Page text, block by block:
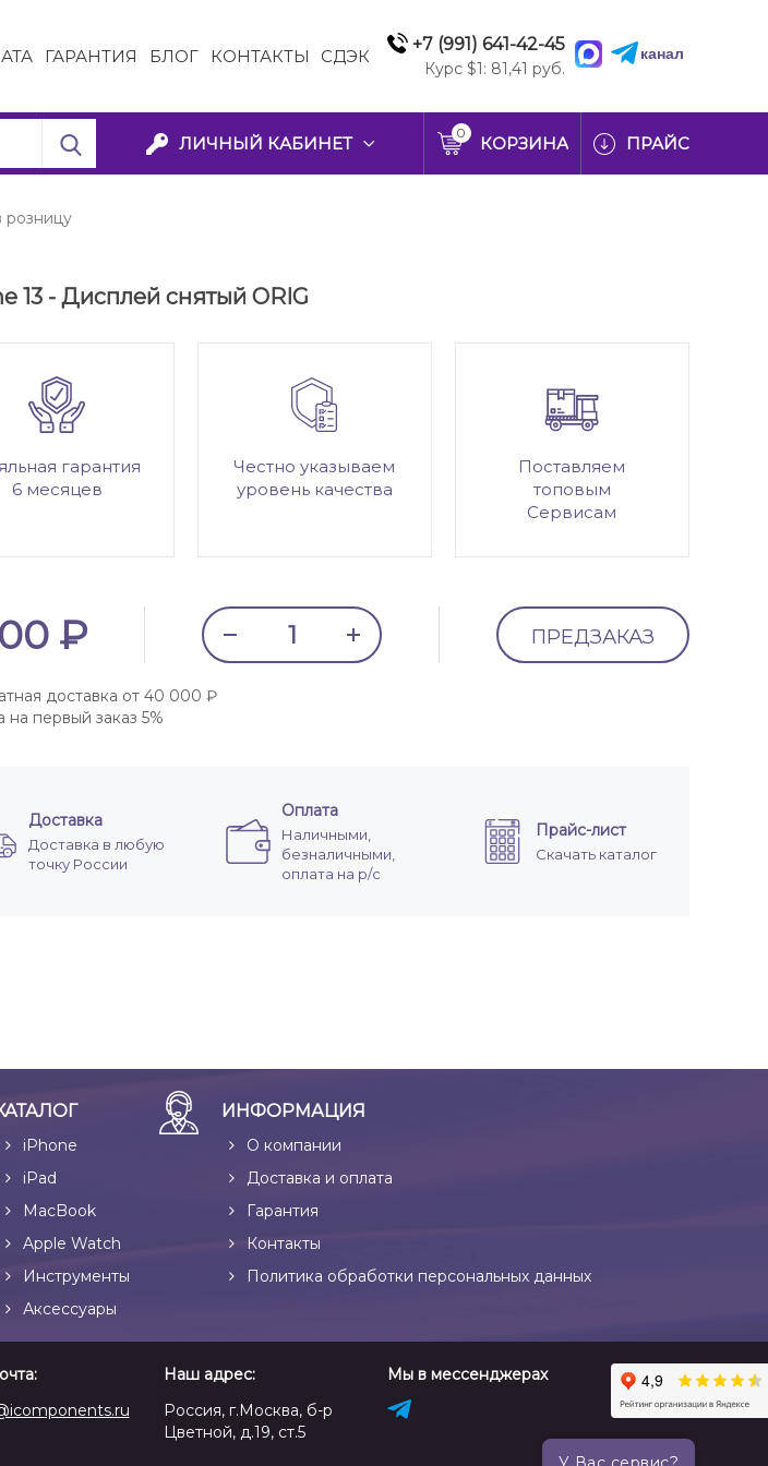
ГАРАНТИЯ БЛОГ КОНТАКТЫ СДЭК
+7 (991) 641-42-45
Курс $1: 81,41 руб.
канал
ЛИЧНЫЙ КАБИНЕТ
0
КОРЗИНА ПРАЙС
розницу
13 - Дисплей снятый ORIG
гарантия
6 месяцев
Честно указываем
уровень качества
Поставляем
топовым
Сервисам
₽ ПРЕДЗАКАЗ
доставка от 40 000 ₽
на первый заказ 5%
Доставка
Доставка в любую
точку России
Оплата
Наличными,
безналичными,
оплата на р/с
Прайс-лист
Скачать каталог
iPhone
iPad
MacBook
Apple Watch
Инструменты
Аксессуары
ИНФОРМАЦИЯ
О компании
Доставка и оплата
Гарантия
Контакты
Политика обработки персональных данных
Наш адрес:
Россия, г.Москва, б-р
Цветной, д.19, ст.5
Мы в мессенджерах